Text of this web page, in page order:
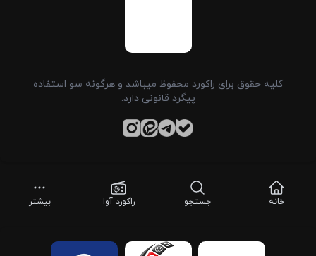
کلیه حقوق برای راکورد محفوظ میباشد و هرگونه سو استفاده
پیگرد قانونی دارد.
خانه جستجو راکورد آوا بیشتر